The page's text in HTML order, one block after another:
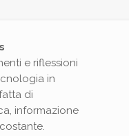
e riflessioni
in
di
informazione